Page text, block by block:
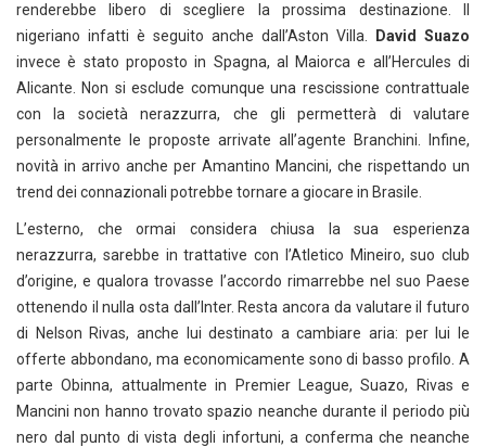
renderebbe libero di scegliere la prossima destinazione. Il
nigeriano infatti è seguito anche dall’Aston Villa.
David Suazo
invece è stato proposto in Spagna, al Maiorca e all’Hercules di
Alicante. Non si esclude comunque una rescissione contrattuale
con la società nerazzurra, che gli permetterà di valutare
personalmente le proposte arrivate all’agente Branchini. Infine,
novità in arrivo anche per Amantino Mancini, che rispettando un
trend dei connazionali potrebbe tornare a giocare in Brasile.
L’esterno, che ormai considera chiusa la sua esperienza
nerazzurra, sarebbe in trattative con l’Atletico Mineiro, suo club
d’origine, e qualora trovasse l’accordo rimarrebbe nel suo Paese
ottenendo il nulla osta dall’Inter. Resta ancora da valutare il futuro
di Nelson Rivas, anche lui destinato a cambiare aria: per lui le
offerte abbondano, ma economicamente sono di basso profilo. A
parte Obinna, attualmente in Premier League, Suazo, Rivas e
Mancini non hanno trovato spazio neanche durante il periodo più
nero dal punto di vista degli infortuni, a conferma che neanche